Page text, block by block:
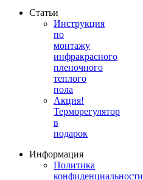
Статьи
Инструкция
по
монтажу
инфракрасного
пленочного
теплого
пола
Акция!
Терморегулятор
в
подарок
Информация
Политика
конфиденциальности